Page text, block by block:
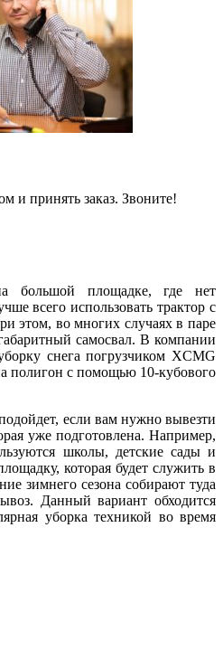
и принять заказ. Звоните!
большой площадке, где нет
всего использовать трактор с
этом, во многих случаях в паре
самосвал. В компании
снега погрузчиком XCMG
полигон с помощью 10-кубового
если вам нужно вывезти
уже подготовлена. Например,
школы, детские сады и
которая будет служить в
зимнего сезона собирают туда
Данный вариант обходится
уборка техникой во время